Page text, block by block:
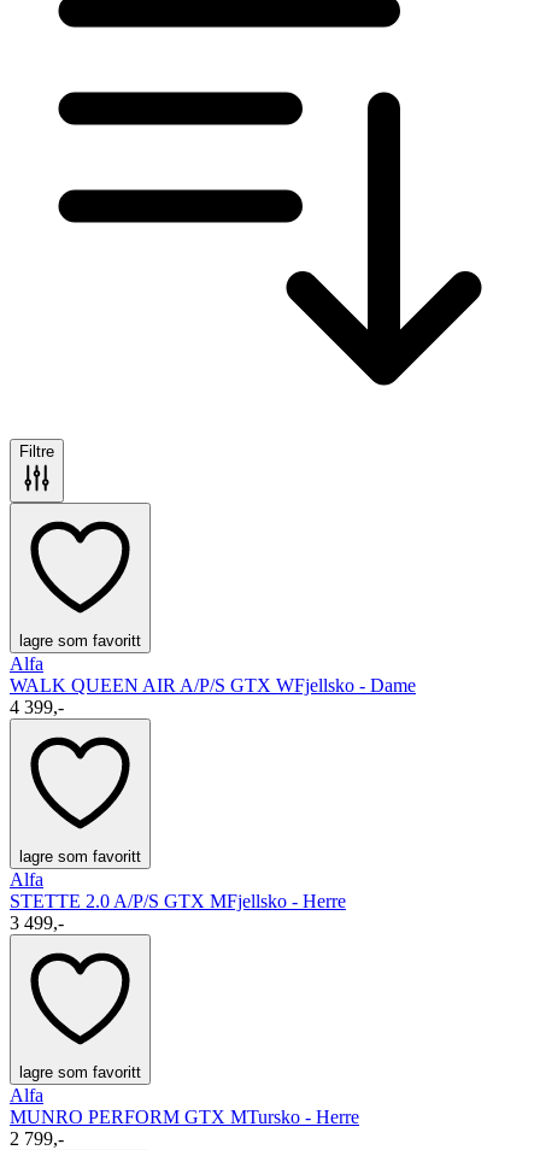
Filtre
lagre som favoritt
Alfa
WALK QUEEN AIR A/P/S GTX WFjellsko - Dame
4 399,-
lagre som favoritt
Alfa
STETTE 2.0 A/P/S GTX MFjellsko - Herre
3 499,-
lagre som favoritt
Alfa
MUNRO PERFORM GTX MTursko - Herre
2 799,-